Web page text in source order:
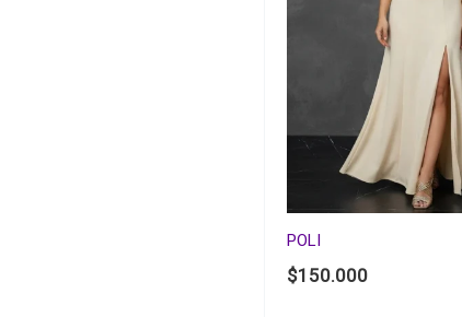
POLI
$150.000